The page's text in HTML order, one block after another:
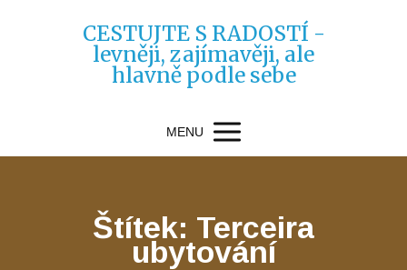
CESTUJTE S RADOSTÍ -
levněji, zajímavěji, ale
hlavně podle sebe
MENU
Štítek: Terceira
ubytování